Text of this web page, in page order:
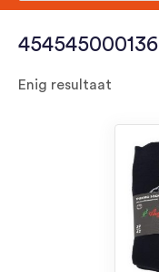
Enig resultaat